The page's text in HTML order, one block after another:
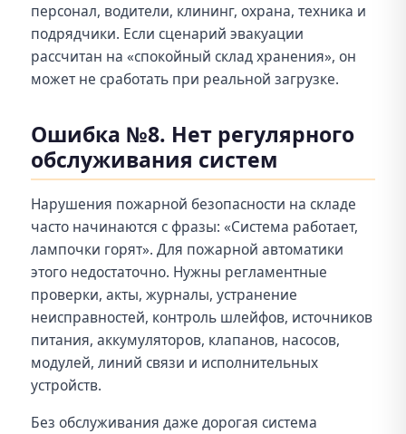
персонал, водители, клининг, охрана, техника и
подрядчики. Если сценарий эвакуации
рассчитан на «спокойный склад хранения», он
может не сработать при реальной загрузке.
Ошибка №8. Нет регулярного
обслуживания систем
Нарушения пожарной безопасности на складе
часто начинаются с фразы: «Система работает,
лампочки горят». Для пожарной автоматики
этого недостаточно. Нужны регламентные
проверки, акты, журналы, устранение
неисправностей, контроль шлейфов, источников
питания, аккумуляторов, клапанов, насосов,
модулей, линий связи и исполнительных
устройств.
Без обслуживания даже дорогая система